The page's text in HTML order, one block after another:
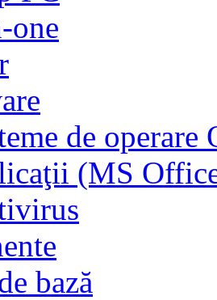
de operare
(MS
bază